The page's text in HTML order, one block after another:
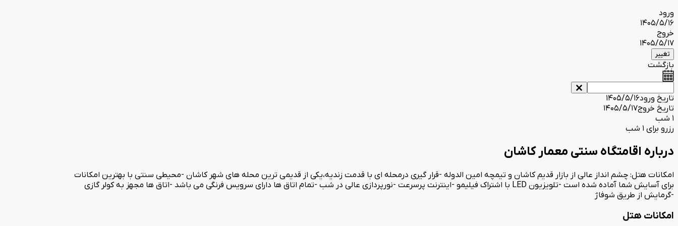
ورود
1405/5/16
خروج
1405/5/17
تغییر
بازگشت
تاریخ ورود1405/5/16
تاریخ خروج1405/5/17
1 شب
رزرو برای 1 شب
درباره اقامتگاه سنتی معمار کاشان
امکانات هتل: چشم انداز عالی از بازار قدیم کاشان و تیمچه امین الدوله -قرار گیری درمحله ای با قدمت زندیه،یکی از قدیمی ترین محله های شهر کاشان -محیطی سنتی با بهترین امکانات
برای آسایش شما آماده شده است -تلویزیون LED با اشتراک فیلیمو -اینترنت پرسرعت -نورپردازی عالی در شب -تمام اتاق ها دارای سرویس فرنگی می باشد -اتاق ها مجهز به کولر گازی
-گرمایش از طریق شوفاژ
امکانات هتل